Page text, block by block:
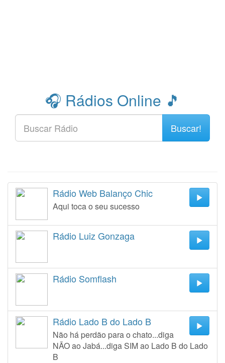
🎧 Rádios Online 🎵
Buscar!
Rádio Web Balanço Chic
Aqui toca o seu sucesso
Rádio Luiz Gonzaga
Rádio Somflash
Rádio Lado B do Lado B
Não há perdão para o chato...diga
NÃO ao Jabá...diga SIM ao Lado B do Lado
B